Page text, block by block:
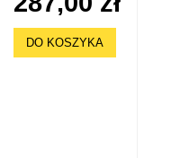
DO KOSZYKA